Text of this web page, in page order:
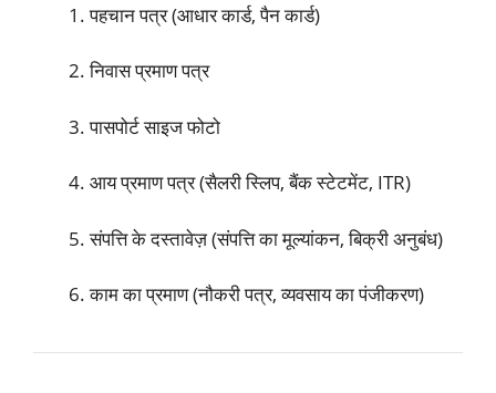
पहचान पत्र (आधार कार्ड, पैन कार्ड)
निवास प्रमाण पत्र
पासपोर्ट साइज फोटो
आय प्रमाण पत्र (सैलरी स्लिप, बैंक स्टेटमेंट, ITR)
संपत्ति के दस्तावेज़ (संपत्ति का मूल्यांकन, बिक्री अनुबंध)
काम का प्रमाण (नौकरी पत्र, व्यवसाय का पंजीकरण)